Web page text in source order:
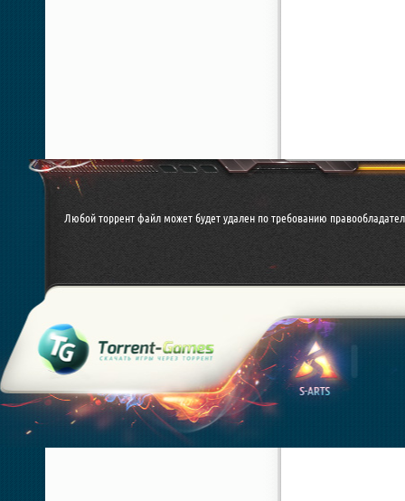
Любой торрент файл может будет удален по требованию